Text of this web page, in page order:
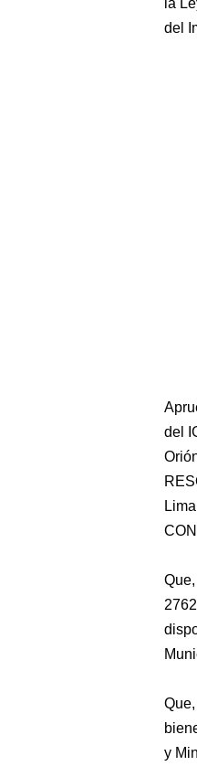
la
del
del
y